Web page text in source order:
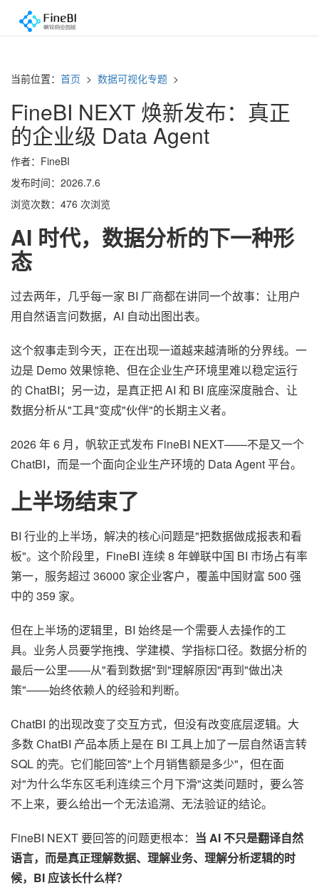
当前位置： 首页 > 数据可视化专题 >
FineBI NEXT 焕新发布：真正
的企业级 Data Agent
作者：FineBI
发布时间：2026.7.6
浏览次数：476 次浏览
AI 时代，数据分析的下一种形
态
过去两年，几乎每一家 BI 厂商都在讲同一个故事：让用户
用自然语言问数据，AI 自动出图出表。
这个叙事走到今天，正在出现一道越来越清晰的分界线。一
边是 Demo 效果惊艳、但在企业生产环境里难以稳定运行
的 ChatBI；另一边，是真正把 AI 和 BI 底座深度融合、让
数据分析从"工具"变成"伙伴"的长期主义者。
2026 年 6 月，帆软正式发布 FineBI NEXT——不是又一个
ChatBI，而是一个面向企业生产环境的 Data Agent 平台。
上半场结束了
BI 行业的上半场，解决的核心问题是"把数据做成报表和看
板"。这个阶段里，FineBI 连续 8 年蝉联中国 BI 市场占有率
第一，服务超过 36000 家企业客户，覆盖中国财富 500 强
中的 359 家。
但在上半场的逻辑里，BI 始终是一个需要人去操作的工
具。业务人员要学拖拽、学建模、学指标口径。数据分析的
最后一公里——从"看到数据"到"理解原因"再到"做出决
策"——始终依赖人的经验和判断。
ChatBI 的出现改变了交互方式，但没有改变底层逻辑。大
多数 ChatBI 产品本质上是在 BI 工具上加了一层自然语言转
SQL 的壳。它们能回答"上个月销售额是多少"，但在面
对"为什么华东区毛利连续三个月下滑"这类问题时，要么答
不上来，要么给出一个无法追溯、无法验证的结论。
FineBI NEXT 要回答的问题更根本： 当 AI 不只是翻译自然
语言，而是真正理解数据、理解业务、理解分析逻辑的时
候，BI 应该长什么样？